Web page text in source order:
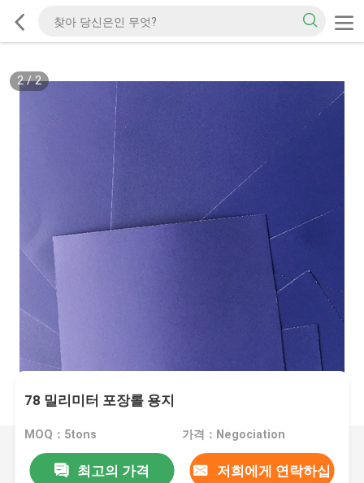
2/2
78 밀리미터 포장롤 용지
MOQ：5tons 가격：Negociation
최고의 가격 저희에게 연락하십